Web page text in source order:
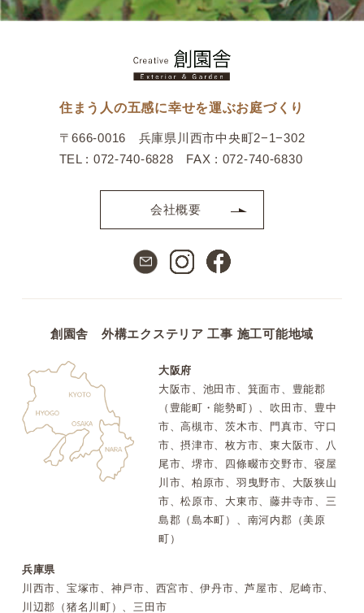
住まう人の五感に幸せを運ぶお庭づくり
〒666-0016 兵庫県川西市中央町2−1−302
TEL : 072-740-6828 FAX : 072-740-6830
会社概要
創園舎 外構エクステリア 工事 施工可能地域
大阪府
大阪市、池田市、箕面市、豊能郡
（豊能町・能勢町）、吹田市、豊中
市、高槻市、茨木市、門真市、守口
市、摂津市、枚方市、東大阪市、八
尾市、堺市、四條畷市交野市、寝屋
川市、柏原市、羽曳野市、大阪狭山
市、松原市、大東市、藤井寺市、三
島郡（島本町）、南河内郡（美原
町）
兵庫県
川西市、宝塚市、神戸市、西宮市、伊丹市、芦屋市、尼崎市、
川辺郡（猪名川町）、三田市